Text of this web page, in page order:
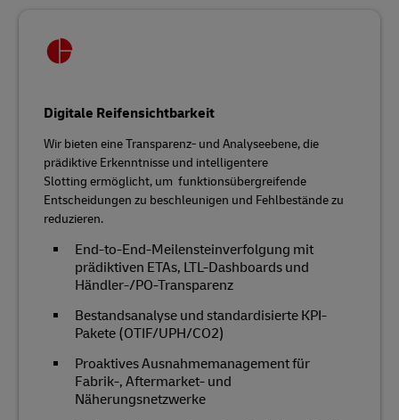
Digitale Reifensichtbarkeit
Wir bieten eine Transparenz- und Analyseebene, die
prädiktive Erkenntnisse und intelligentere
Slotting ermöglicht, um funktionsübergreifende
Entscheidungen zu beschleunigen und Fehlbestände zu
reduzieren.
End-to-End-Meilensteinverfolgung mit
prädiktiven ETAs, LTL-Dashboards und
Händler-/PO-Transparenz
Bestandsanalyse und standardisierte KPI-
Pakete (OTIF/UPH/CO2)
Proaktives Ausnahmemanagement für
Fabrik-, Aftermarket- und
Näherungsnetzwerke